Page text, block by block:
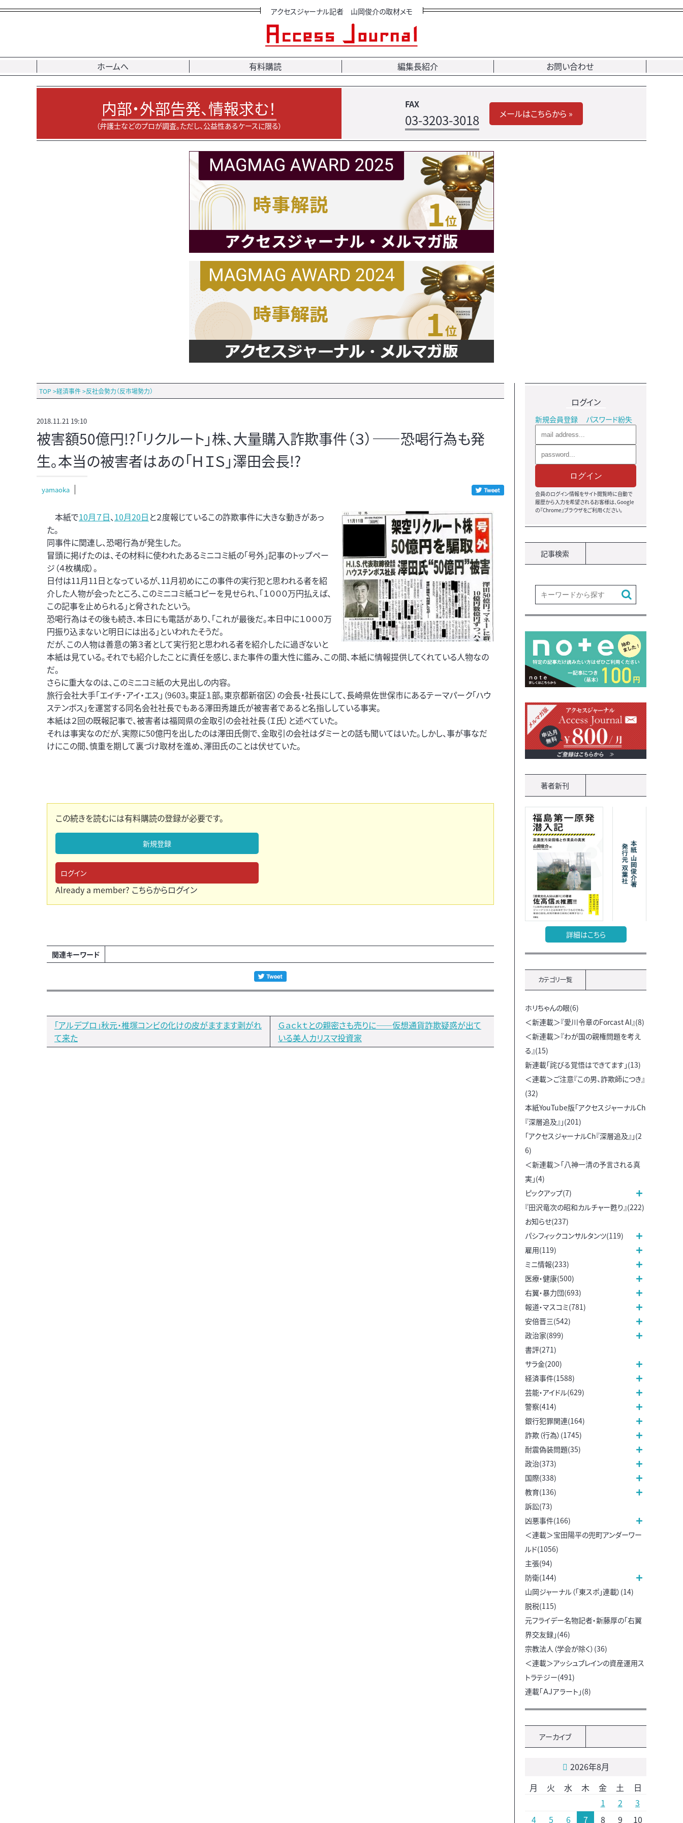
アクセスジャーナル記者 山岡俊介の取材メモ
ホームへ 有料購読 編集長紹介 お問い合わせ
内部・外部告発、情報求む！
（弁護士などのプロが調査。ただし、公益性あるケースに限る）
FAX
03-3203-3018 メールはこちらから »
TOP >経済事件>反社会勢力（反市場勢力）
2018.11.21 19:10
被害額50億円!?「リクルート」株、大量購入詐欺事件（３）――恐喝行為も発
生。本当の被害者はあの「ＨＩＳ」澤田会長!?
yamaoka
本紙で10月７日、10月20日 と２度報じているこの詐欺事件に大きな動きがあっ
た。
同事件に関連し、恐喝行為が発生した。
冒頭に掲げたのは、その材料に使われたあるミニコミ紙の「号外」記事のトップペー
ジ（４枚構成）。
日付は11月11日となっているが、11月初めにこの事件の実行犯と思われる者を紹
介した人物が会ったところ、このミニコミ紙コピーを見せられ、「１０００万円払えば、
この記事を止められる」と脅されたという。
恐喝行為はその後も続き、本日にも電話があり、「これが最後だ。本日中に１０００万
円振り込まないと明日には出る」といわれたそうだ。
だが、この人物は善意の第３者として実行犯と思われる者を紹介したに過ぎないと
本紙は見ている。それでも紹介したことに責任を感じ、また事件の重大性に鑑み、この間、本紙に情報提供してくれている人物なの
だ。
さらに重大なのは、このミニコミ紙の大見出しの内容。
旅行会社大手「エイチ・アイ・エス」（9603。東証１部。東京都新宿区）の会長・社長にして、長崎県佐世保市にあるテーマパーク「ハウ
ステンボス」を運営する同名会社社長でもある澤田秀雄氏が被害者であると名指ししている事実。
本紙は２回の既報記事で、被害者は福岡県の金取引の会社社長（Ｉ氏）と述べていた。
それは事実なのだが、実際に50億円を出したのは澤田氏側で、金取引の会社はダミーとの話も聞いてはいた。しかし、事が事なだ
けにこの間、慎重を期して裏づけ取材を進め、澤田氏のことは伏せていた。
この続きを読むには有料購読の登録が必要です。
新規登録
ログイン
Already a member? こちらからログイン
関連キーワード
「アルデプロ」秋元・椎塚コンビの化けの皮がますます剥がれ
て来た
Ｇａｃｋｔとの親密さも売りに――仮想通貨詐欺疑惑が出て
いる美人カリスマ投資家
ログイン
新規会員登録 パスワード紛失
ログイン
会員のログイン情報をサイト閲覧時に自動で
履歴から入力を希望されるお客様は、Google
の『Chrome』ブラウザをご利用ください。
記事検索
著者新刊
詳細はこちら
カテゴリ一覧
ホリちゃんの眼(6)
＜新連載＞『愛川令章のForcast AI』(8)
＜新連載＞『わが国の親権問題を考え
る』(15)
新連載「詫びる覚悟はできてます」(13)
＜連載＞ご注意『この男、詐欺師につき』
(32)
本紙YouTube版「アクセスジャーナルCh
『深層追及』」(201)
「アクセスジャーナルCh『深層追及』」(2
6)
＜新連載＞「八神一清の予言される真
実」(4)
ピックアップ(7)
『田沢竜次の昭和カルチャー甦り』(222)
お知らせ(237)
パシフィックコンサルタンツ(119)
雇用(119)
ミニ情報(233)
医療・健康(500)
右翼・暴力団(693)
報道・マスコミ(781)
安倍晋三(542)
政治家(899)
書評(271)
サラ金(200)
経済事件(1588)
芸能・アイドル(629)
警察(414)
銀行犯罪関連(164)
詐欺（行為）(1745)
耐震偽装問題(35)
政治(373)
国際(338)
教育(136)
訴訟(73)
凶悪事件(166)
＜連載＞宝田陽平の兜町アンダーワー
ルド(1056)
主張(94)
防衛(144)
山岡ジャーナル（「東スポ」連載）(14)
脱税(115)
元フライデー名物記者・新藤厚の「右翼
界交友録」(46)
宗教法人（学会が除く）(36)
＜連載＞アッシュブレインの資産運用ス
トラテジー(491)
連載「ＡＪアラート」(8)
アーカイブ
2026年8月
月
火 水 木 金 土
日
1
2
3
4
5 6 7 8 9 10